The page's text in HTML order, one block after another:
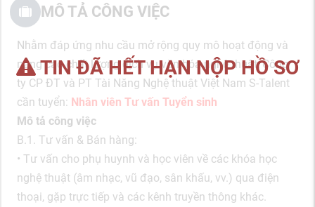
TIN ĐÃ HẾT HẠN NỘP HỒ SƠ
MÔ TẢ CÔNG VIỆC
Nhằm đáp ứng nhu cầu mở rộng quy mô hoạt động và
nâng cao chất lượng dịch vụ văn hóa nghệ thuật, Công
ty CP ĐT và PT Tài Năng Nghệ thuật Việt Nam S-Talent
cần tuyển: Nhân viên Tư vấn Tuyển sinh
Mô tả công việc
B.1. Tư vấn & Bán hàng:
• Tư vấn cho phụ huynh và học viên về các khóa học
nghệ thuật (âm nhạc, vũ đạo, sân khấu, vv.) qua điện
thoại, gặp trực tiếp và các kênh truyền thông khác.